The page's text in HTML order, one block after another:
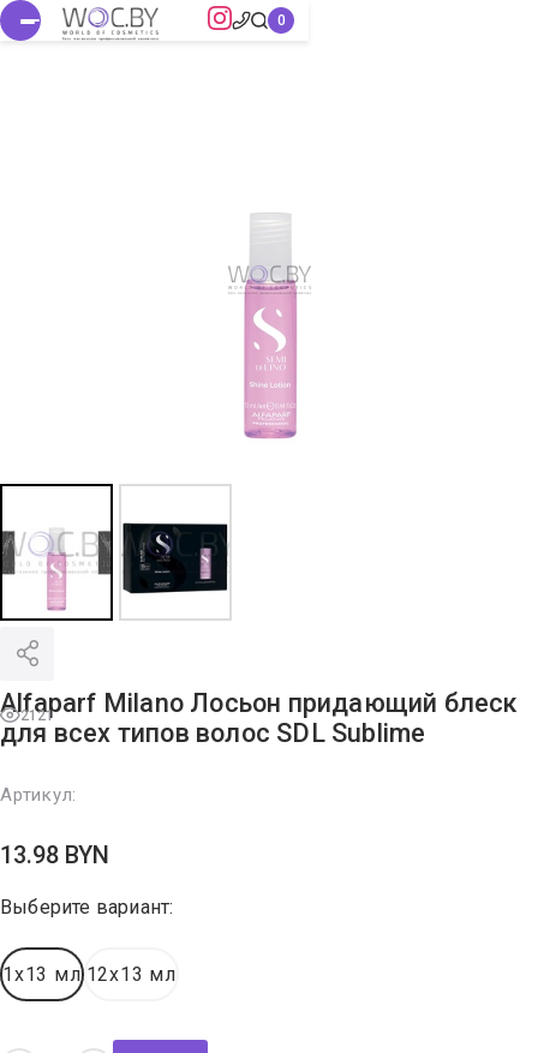
2121
Alfaparf Milano Лосьон придающий блеск
для всех типов волос SDL Sublime
Артикул:
13.98 BYN
Выберите вариант:
1x13 мл 12x13 мл